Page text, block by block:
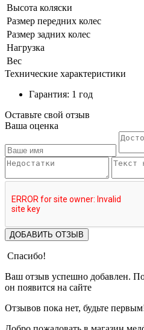
Высота коляски
Размер передних колес
Размер задних колес
Нагрузка
Вес
Технические характеристики
Гарантия: 1 год
Оставьте свой отзыв
Ваша оценка
ДОБАВИТЬ ОТЗЫВ
Спасибо!
Ваш отзыв успешно добавлен.
он появится на сайте
Отзывов пока нет, будьте